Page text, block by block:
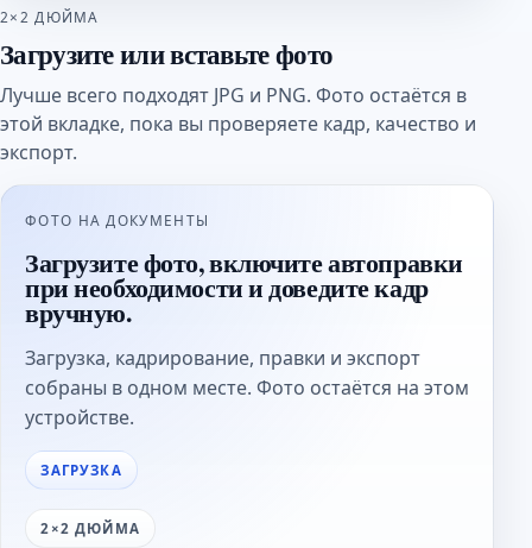
2×2 ДЮЙМА
Загрузите или вставьте фото
Лучше всего подходят JPG и PNG. Фото остаётся в
этой вкладке, пока вы проверяете кадр, качество и
экспорт.
ФОТО НА ДОКУМЕНТЫ
Загрузите фото, включите автоправки
при необходимости и доведите кадр
вручную.
Загрузка, кадрирование, правки и экспорт
собраны в одном месте. Фото остаётся на этом
устройстве.
ЗАГРУЗКА
2×2 ДЮЙМА